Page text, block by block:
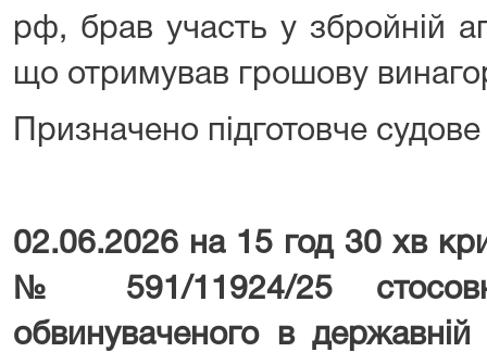
рф, брав участь у збройній
що отримував грошову
Призначено підготовче
02.06.2026 на 15 год 30 хв
№ 591/11924/25
обвинуваченого в